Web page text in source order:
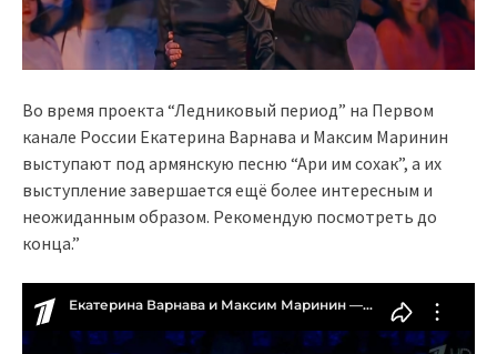
Во время проекта “Ледниковый период” на Первом
канале России Екатерина Варнава и Максим Маринин
выступают под армянскую песню “Ари им сохак”, а их
выступление завершается ещё более интересным и
неожиданным образом. Рекомендую посмотреть до
конца.”